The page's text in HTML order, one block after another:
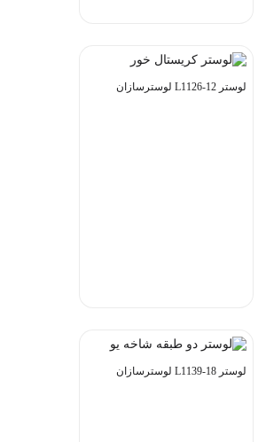
لوستر L1126-12 لوسترسازان
لوستر L1139-18 لوسترسازان